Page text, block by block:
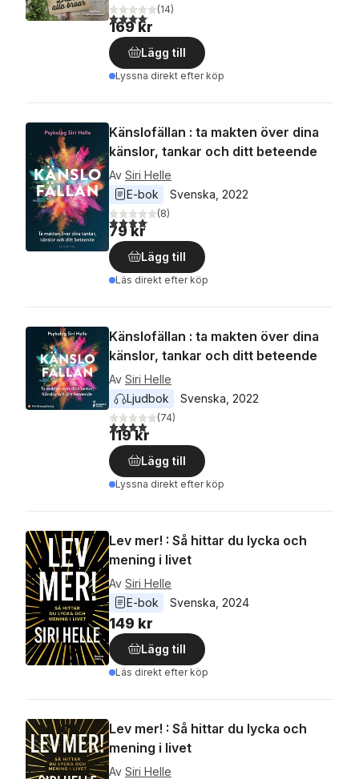
4,1utav 5 stjärnor. Totalt antal röster:
(14)
169 kr
Lägg till
Lyssna direkt efter köp
Känslofällan : ta makten över dina
känslor, tankar och ditt beteende
Av Siri Helle
E-bok
Svenska 2022
4,1utav 5 stjärnor. Totalt antal röster:
(8)
79 kr
Lägg till
Läs direkt efter köp
Känslofällan : ta makten över dina
känslor, tankar och ditt beteende
Av Siri Helle
Ljudbok
Svenska 2022
3,9utav 5 stjärnor. Totalt antal röster:
(74)
119 kr
Lägg till
Lyssna direkt efter köp
Lev mer! : Så hittar du lycka och
mening i livet
Av Siri Helle
E-bok
Svenska 2024
149 kr
Lägg till
Läs direkt efter köp
Lev mer! : Så hittar du lycka och
mening i livet
Av Siri Helle